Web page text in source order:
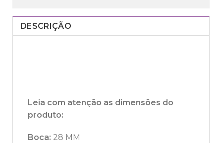
DESCRIÇÃO
Leia com atenção as dimensões do
produto:
Boca: 28 MM